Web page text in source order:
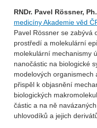
RNDr. Pavel Rössner,
medicíny Akademie věd
Pavel Rössner se zabývá
prostředí a molekulární
molekulární mechanismy
nanočástic na biologické
modelových organismech
přispěl k objasnění
biologických
částic a na ně
uhlovodíků a jejich